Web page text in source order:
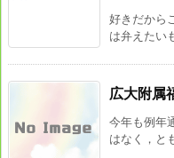
好きだから
は弁えたい
広大附
今年も例年
はなく，と